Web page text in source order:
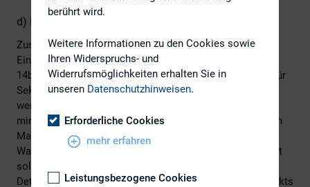
d) Neue Prospektformate
Zusätzliche Erleichterungen für Emittenten soll die
Einführung neuer Prospektformate bringen. So sieht Art.
14b ProspektVO-E einen sog. EU Follow-on Prospectus für
Sekundäremissionen vor, der von Emittenten genutzt
werden kann, deren Wertpapiere ununterbrochen seit
mindestens 18 Monaten zum Handel an einem regulierten
Markt zugelassen oder in den Handel an einem KMU-
Wachstumsmarkt einbezogen sind. Der EU-Folgeprospekt
soll im Grundsatz maximal 50 DIN-A4-Seiten umfassen.
Details zu Aufbau, Format und Inhalt des EU-Folgeprospekts
berührt wird.
Weitere Informationen zu den Cookies sowie
Ihren Widerspruchs- und
Widerrufsmöglichkeiten erhalten Sie in
unseren Datenschutzhinweisen.
Erforderliche Cookies
mehr erfahren
Leistungsbezogene Cookies